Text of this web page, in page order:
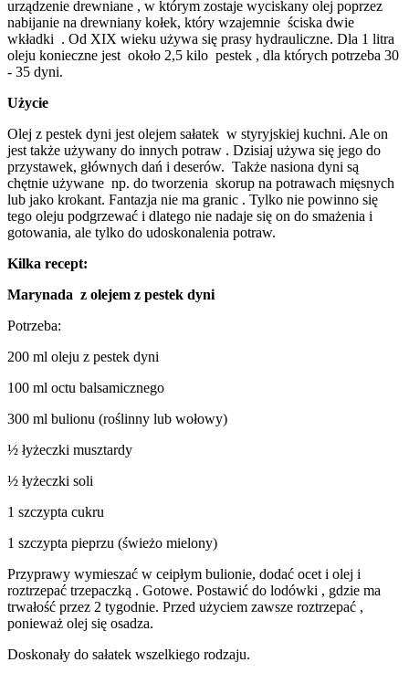
urządzenie drewniane , w którym zostaje wyciskany olej poprzez
nabijanie na drewniany kołek, który wzajemnie ściska dwie
wkładki . Od XIX wieku używa się prasy hydrauliczne. Dla 1 litra
oleju konieczne jest około 2,5 kilo pestek , dla których potrzeba 30
- 35 dyni.
Użycie
Olej z pestek dyni jest olejem sałatek w styryjskiej kuchni. Ale on
jest także używany do innych potraw . Dzisiaj używa się jego do
przystawek, głównych dań i deserów. Także nasiona dyni są
chętnie używane np. do tworzenia skorup na potrawach mięsnych
lub jako krokant. Fantazja nie ma granic . Tylko nie powinno się
tego oleju podgrzewać i dlatego nie nadaje się on do smażenia i
gotowania, ale tylko do udoskonalenia potraw.
Kilka recept:
Marynada z olejem z pestek dyni
Potrzeba:
200 ml oleju z pestek dyni
100 ml octu balsamicznego
300 ml bulionu (roślinny lub wołowy)
½ łyżeczki musztardy
½ łyżeczki soli
1 szczypta cukru
1 szczypta pieprzu (świeżo mielony)
Przyprawy wymieszać w ceipłym bulionie, dodać ocet i olej i
roztrzepać trzepaczką . Gotowe. Postawić do lodówki , gdzie ma
trwałość przez 2 tygodnie. Przed użyciem zawsze roztrzepać ,
ponieważ olej się osadza.
Doskonały do ​​sałatek wszelkiego rodzaju.